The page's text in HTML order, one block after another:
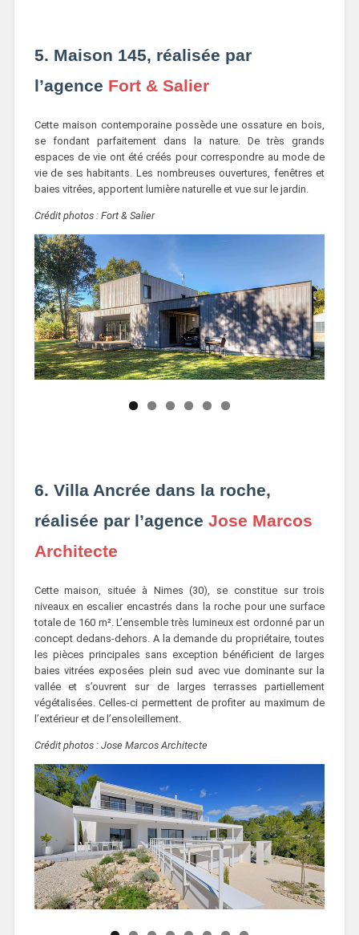
5. Maison 145, réalisée par
l’agence Fort & Salier
Cette maison contemporaine possède une ossature en bois,
se fondant parfaitement dans la nature. De très grands
espaces de vie ont été créés pour correspondre au mode de
vie de ses habitants. Les nombreuses ouvertures, fenêtres et
baies vitrées, apportent lumière naturelle et vue sur le jardin.
Crédit photos : Fort & Salier
6. Villa Ancrée dans la roche,
réalisée par l’agence Jose Marcos
Architecte
Cette maison, située à Nimes (30), se constitue sur trois
niveaux en escalier encastrés dans la roche pour une surface
totale de 160 m². L’ensemble très lumineux est ordonné par un
concept dedans-dehors. A la demande du propriétaire, toutes
les pièces principales sans exception bénéficient de larges
baies vitrées exposées plein sud avec vue dominante sur la
vallée et s’ouvrent sur de larges terrasses partiellement
végétalisées. Celles-ci permettent de profiter au maximum de
l’extérieur et de l’ensoleillement.
Crédit photos : Jose Marcos Architecte